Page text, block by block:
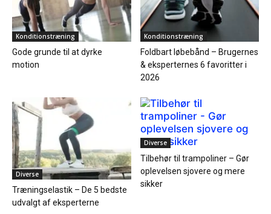
Konditionstræning
Gode grunde til at dyrke
motion
Konditionstræning
Foldbart løbebånd – Brugernes
& eksperternes 6 favoritter i
2026
Diverse
Træningselastik – De 5 bedste
udvalgt af eksperterne
Diverse
Tilbehør til trampoliner – Gør
oplevelsen sjovere og mere
sikker